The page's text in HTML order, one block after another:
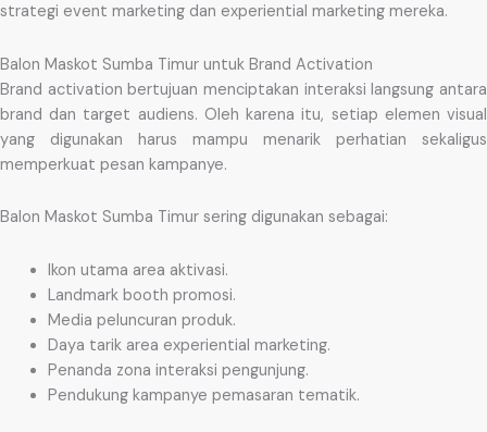
strategi event marketing dan experiential marketing mereka.
Balon Maskot Sumba Timur untuk Brand Activation
Brand activation bertujuan menciptakan interaksi langsung antara
brand dan target audiens. Oleh karena itu, setiap elemen visual
yang digunakan harus mampu menarik perhatian sekaligus
memperkuat pesan kampanye.
Balon Maskot Sumba Timur sering digunakan sebagai:
Ikon utama area aktivasi.
Landmark booth promosi.
Media peluncuran produk.
Daya tarik area experiential marketing.
Penanda zona interaksi pengunjung.
Pendukung kampanye pemasaran tematik.